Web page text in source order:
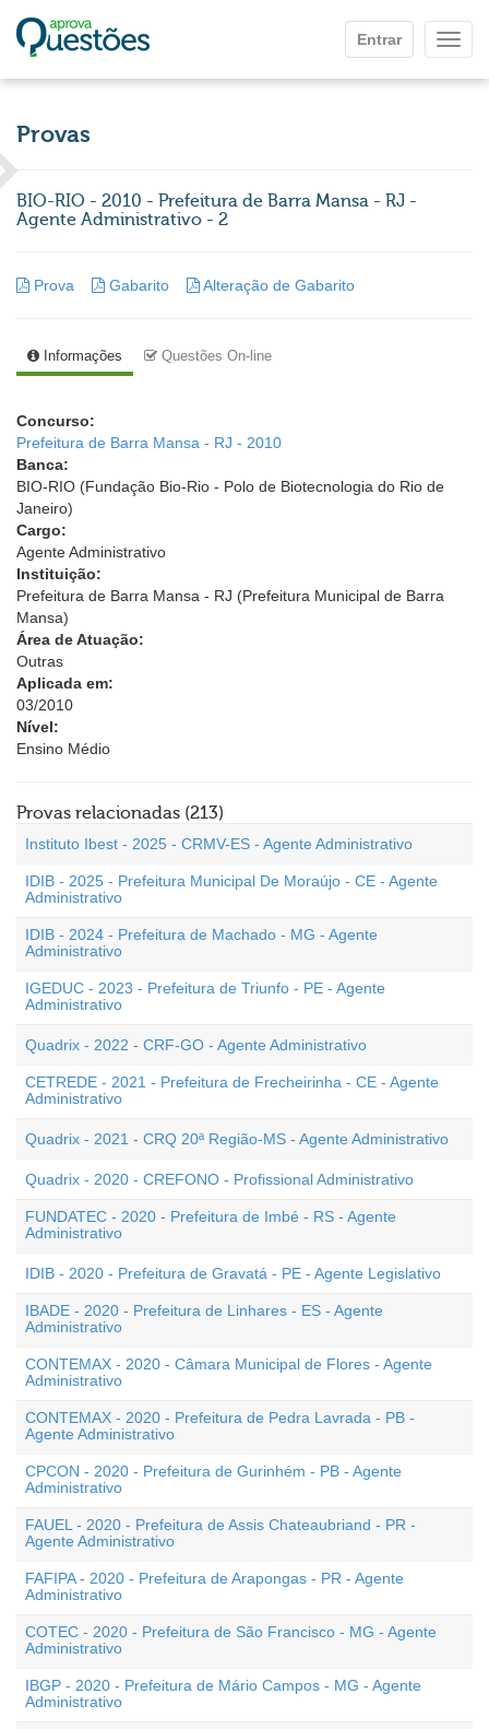
Entrar
Provas
BIO-RIO - 2010 - Prefeitura de Barra Mansa - RJ -
Agente Administrativo - 2
Prova Gabarito Alteração de Gabarito
Informações Questões On-line
Concurso:
Prefeitura de Barra Mansa - RJ - 2010
Banca:
BIO-RIO (Fundação Bio-Rio - Polo de Biotecnologia do Rio de
Janeiro)
Cargo:
Agente Administrativo
Instituição:
Prefeitura de Barra Mansa - RJ (Prefeitura Municipal de Barra
Mansa)
Área de Atuação:
Outras
Aplicada em:
03/2010
Nível:
Ensino Médio
Provas relacionadas (213)
Instituto Ibest - 2025 - CRMV-ES - Agente Administrativo
IDIB - 2025 - Prefeitura Municipal De Moraújo - CE - Agente
Administrativo
IDIB - 2024 - Prefeitura de Machado - MG - Agente
Administrativo
IGEDUC - 2023 - Prefeitura de Triunfo - PE - Agente
Administrativo
Quadrix - 2022 - CRF-GO - Agente Administrativo
CETREDE - 2021 - Prefeitura de Frecheirinha - CE - Agente
Administrativo
Quadrix - 2021 - CRQ 20ª Região-MS - Agente Administrativo
Quadrix - 2020 - CREFONO - Profissional Administrativo
FUNDATEC - 2020 - Prefeitura de Imbé - RS - Agente
Administrativo
IDIB - 2020 - Prefeitura de Gravatá - PE - Agente Legislativo
IBADE - 2020 - Prefeitura de Linhares - ES - Agente
Administrativo
CONTEMAX - 2020 - Câmara Municipal de Flores - Agente
Administrativo
CONTEMAX - 2020 - Prefeitura de Pedra Lavrada - PB -
Agente Administrativo
CPCON - 2020 - Prefeitura de Gurinhém - PB - Agente
Administrativo
FAUEL - 2020 - Prefeitura de Assis Chateaubriand - PR -
Agente Administrativo
FAFIPA - 2020 - Prefeitura de Arapongas - PR - Agente
Administrativo
COTEC - 2020 - Prefeitura de São Francisco - MG - Agente
Administrativo
IBGP - 2020 - Prefeitura de Mário Campos - MG - Agente
Administrativo